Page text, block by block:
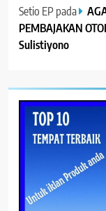
Setio EP pada
PEMBAJAKAN
Sulistiyono